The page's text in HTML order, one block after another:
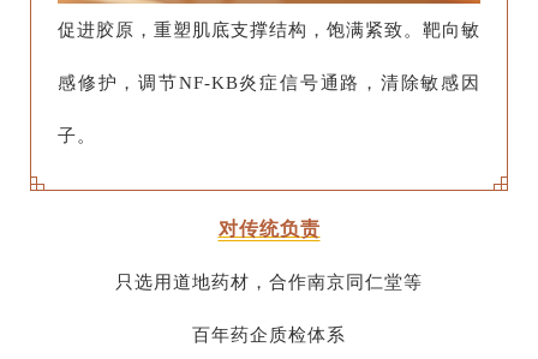
促进胶原，重塑肌底支撑结构，饱满紧致。靶向敏
感修护，调节NF-KB炎症信号通路，清除敏感因
子。
对传统负责
只选用道地药材，合作南京同仁堂等
百年药企质检体系